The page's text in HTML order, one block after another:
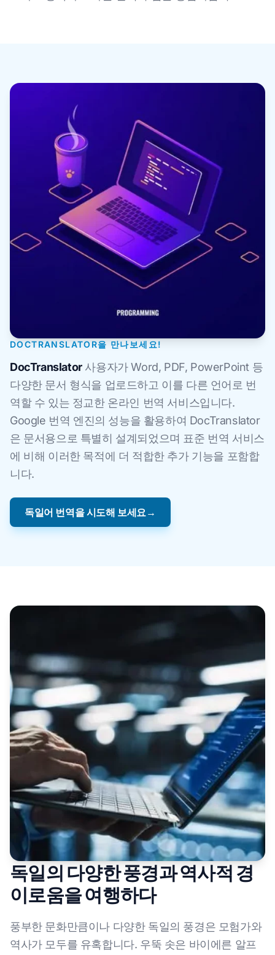
DOCTRANSLATOR을 만나보세요!
DocTranslator사용자가 Word, PDF, PowerPoint 등
다양한 문서 형식을 업로드하고 이를 다른 언어로 번
역할 수 있는 정교한 온라인 번역 서비스입니다.
Google 번역 엔진의 성능을 활용하여 DocTranslator
은 문서용으로 특별히 설계되었으며 표준 번역 서비스
에 비해 이러한 목적에 더 적합한 추가 기능을 포함합
니다.
독일어 번역을 시도해 보세요→
독일의 다양한 풍경과 역사적 경
이로움을 여행하다
풍부한 문화만큼이나 다양한 독일의 풍경은 모험가와
역사가 모두를 유혹합니다. 우뚝 솟은 바이에른 알프